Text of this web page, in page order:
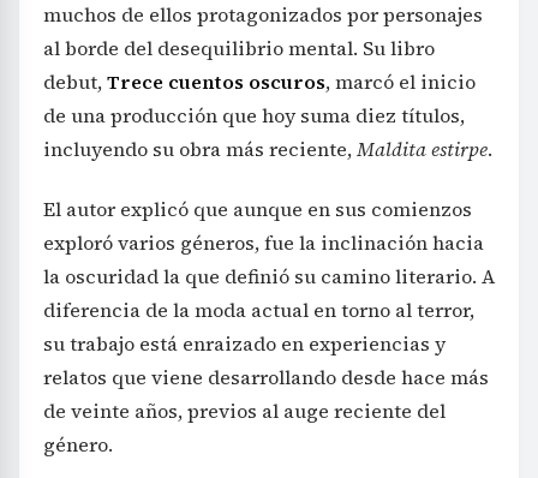
muchos de ellos protagonizados por personajes
al borde del desequilibrio mental. Su libro
debut,Trece cuentos oscuros, marcó el inicio
de una producción que hoy suma diez títulos,
incluyendo su obra más reciente,Maldita estirpe.
El autor explicó que aunque en sus comienzos
exploró varios géneros, fue la inclinación hacia
la oscuridad la que definió su camino literario. A
diferencia de la moda actual en torno al terror,
su trabajo está enraizado en experiencias y
relatos que viene desarrollando desde hace más
de veinte años, previos al auge reciente del
género.